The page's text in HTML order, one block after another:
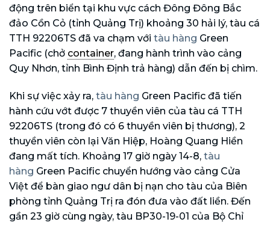
động trên biển tại khu vực cách Đông Đông Bắc
đảo Cồn Cỏ (tỉnh Quảng Trị) khoảng 30 hải lý, tàu cá
TTH 92206TS đã va chạm với tàu hàng Green
Pacific (chở container, đang hành trình vào cảng
Quy Nhơn, tỉnh Bình Định trả hàng) dẫn đến bị chìm.
Khi sự việc xảy ra, tàu hàng Green Pacific đã tiến
hành cứu vớt được 7 thuyền viên của tàu cá TTH
92206TS (trong đó có 6 thuyền viên bị thương), 2
thuyền viên còn lại Văn Hiệp, Hoàng Quang Hiền
đang mất tích. Khoảng 17 giờ ngày 14-8, tàu
hàng Green Pacific chuyển hướng vào cảng Cửa
Việt để bàn giao ngư dân bị nạn cho tàu của Biên
phòng tỉnh Quảng Trị ra đón đưa vào đất liền. Đến
gần 23 giờ cùng ngày, tàu BP30-19-01 của Bộ Chỉ